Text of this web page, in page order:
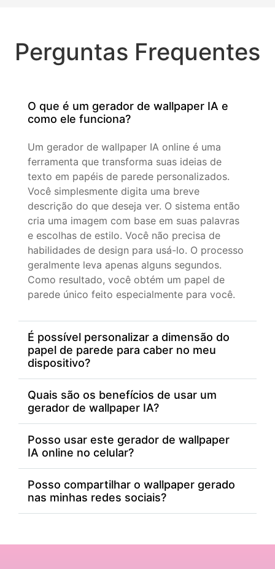
Perguntas Frequentes
O que é um gerador de wallpaper IA e
como ele funciona?
Um gerador de wallpaper IA online é uma
ferramenta que transforma suas ideias de
texto em papéis de parede personalizados.
Você simplesmente digita uma breve
descrição do que deseja ver. O sistema então
cria uma imagem com base em suas palavras
e escolhas de estilo. Você não precisa de
habilidades de design para usá-lo. O processo
geralmente leva apenas alguns segundos.
Como resultado, você obtém um papel de
parede único feito especialmente para você.
É possível personalizar a dimensão do
papel de parede para caber no meu
dispositivo?
Quais são os benefícios de usar um
gerador de wallpaper IA?
Posso usar este gerador de wallpaper
IA online no celular?
Posso compartilhar o wallpaper gerado
nas minhas redes sociais?